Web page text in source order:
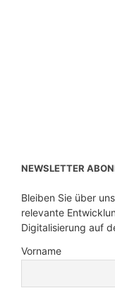
NEWSLETTER
Bleiben Sie über
relevante
Digitalisierung auf
Vorname